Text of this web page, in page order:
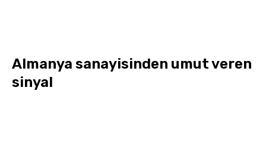
Almanya sanayisinden umut veren
sinyal